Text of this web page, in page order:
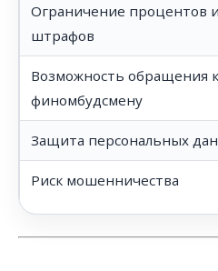
Ограничение процентов и
штрафов
Возможность обращения к
финомбудсмену
Защита персональных
Риск мошенничества